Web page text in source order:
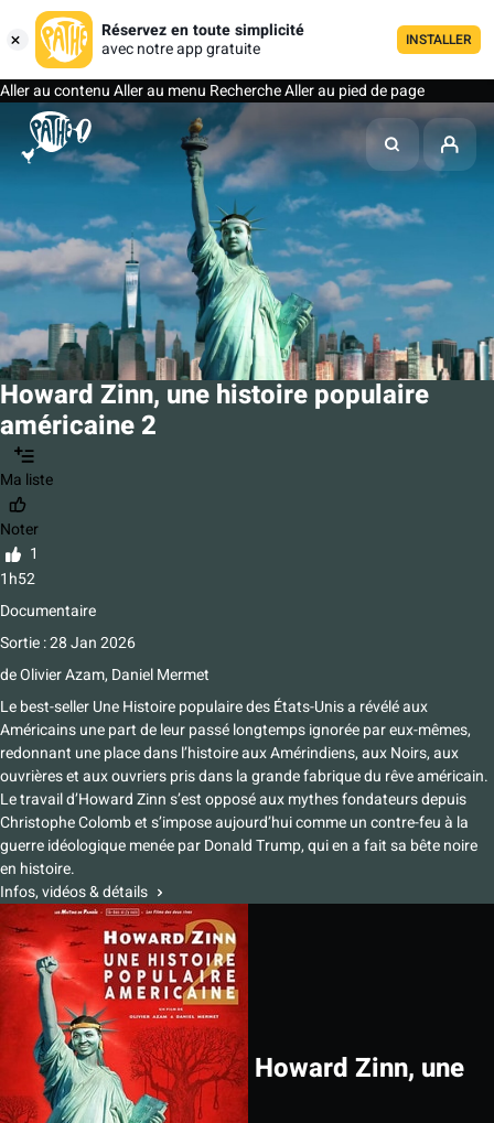
Réservez en toute simplicité
avec notre app gratuite
INSTALLER
Aller au contenuAller au menu RechercheAller au pied de page
Howard Zinn, une histoire populaire
américaine 2
Ma liste
Noter
1
1h52
Documentaire
Sortie : 28 Jan 2026
deOlivier Azam, Daniel Mermet
Le best-seller Une Histoire populaire des États-Unis a révélé aux
Américains une part de leur passé longtemps ignorée par eux-mêmes,
redonnant une place dans l’histoire aux Amérindiens, aux Noirs, aux
ouvrières et aux ouvriers pris dans la grande fabrique du rêve américain.
Le travail d’Howard Zinn s’est opposé aux mythes fondateurs depuis
Christophe Colomb et s’impose aujourd’hui comme un contre-feu à la
guerre idéologique menée par Donald Trump, qui en a fait sa bête noire
en histoire.
Infos, vidéos & détails
Howard Zinn, une